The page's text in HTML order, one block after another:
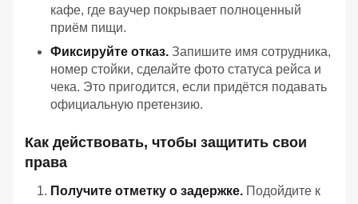
кафе, где ваучер покрывает полноценный
приём пищи.
Фиксируйте отказ. Запишите имя сотрудника,
номер стойки, сделайте фото статуса рейса и
чека. Это пригодится, если придётся подавать
официальную претензию.
Как действовать, чтобы защитить свои
права
Получите отметку о задержке. Подойдите к